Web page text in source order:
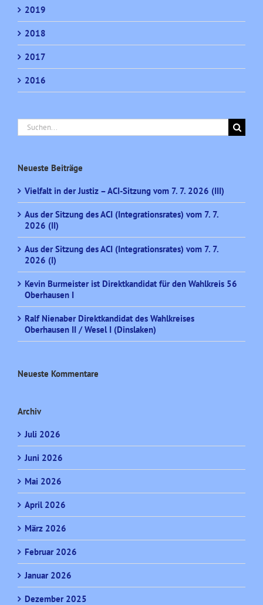
2019
2018
2017
2016
Suche
nach:
Neueste Beiträge
Vielfalt in der Justiz – ACI-Sitzung vom 7. 7. 2026 (III)
Aus der Sitzung des ACI (Integrationsrates) vom 7. 7.
2026 (II)
Aus der Sitzung des ACI (Integrationsrates) vom 7. 7.
2026 (I)
Kevin Burmeister ist Direktkandidat für den Wahlkreis 56
Oberhausen I
Ralf Nienaber Direktkandidat des Wahlkreises
Oberhausen II / Wesel I (Dinslaken)
Neueste Kommentare
Archiv
Juli 2026
Juni 2026
Mai 2026
April 2026
März 2026
Februar 2026
Januar 2026
Dezember 2025